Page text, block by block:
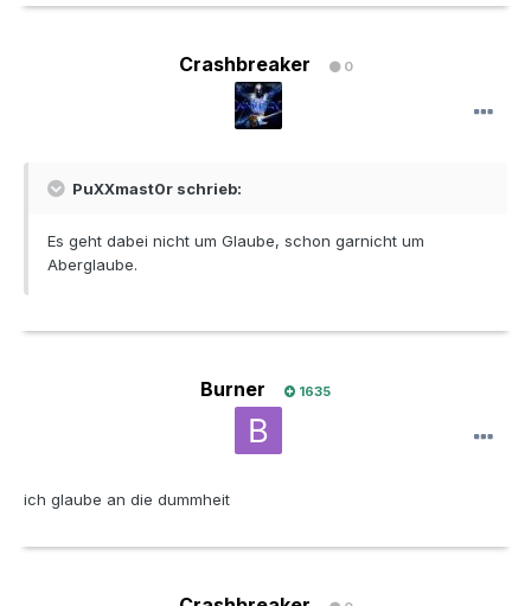
Crashbreaker 0
PuXXmast0r schrieb:
Es geht dabei nicht um Glaube, schon garnicht um
Aberglaube.
Burner 1635
ich glaube an die dummheit